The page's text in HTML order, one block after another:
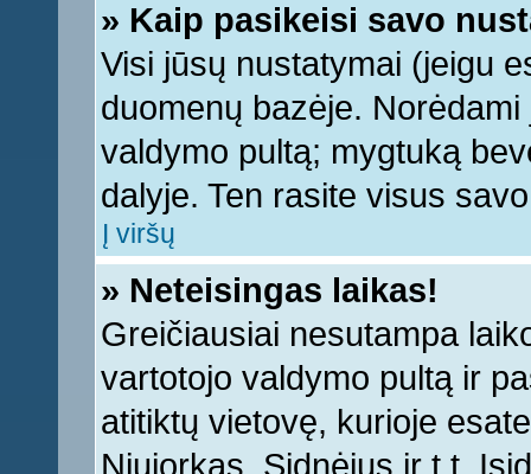
» Kaip pasikeisi savo
Visi jūsų nustatymai (jeigu
duomenų bazėje.
valdymo pultą; mygtuką
dalyje. Ten rasite visus
Į viršų
» Neteisingas laikas!
Greičiausiai nesutampa
vartotojo valdymo pultą ir
atitiktų vietovę, kurioje
Niujorkas, Sidnėjus ir t.t.